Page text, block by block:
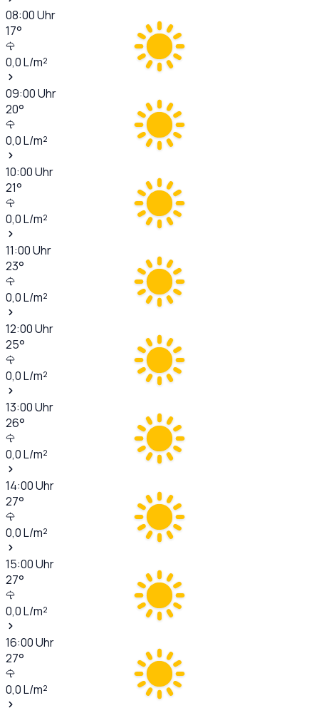
08:00Uhr
17°
0,0L/m²
09:00Uhr
20°
0,0L/m²
10:00Uhr
21°
0,0L/m²
11:00Uhr
23°
0,0L/m²
12:00Uhr
25°
0,0L/m²
13:00Uhr
26°
0,0L/m²
14:00Uhr
27°
0,0L/m²
15:00Uhr
27°
0,0L/m²
16:00Uhr
27°
0,0L/m²